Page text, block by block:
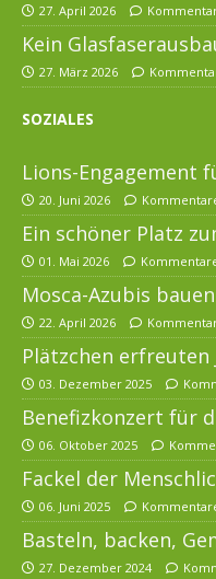
27. April 2026
Kein
27. März 2026
SOZIALES
Lions-Engagement
20. Juni 2026
Ein schöner Platz
01. Mai 2026
Mosca-Azubis
22. April 2026
Plätzchen erfreuten
03. Dezember 2025
Benefizkonzert für
06. Oktober 2025
Fackel der
06. Juni 2025
Basteln, backen,
27. Dezember 2024